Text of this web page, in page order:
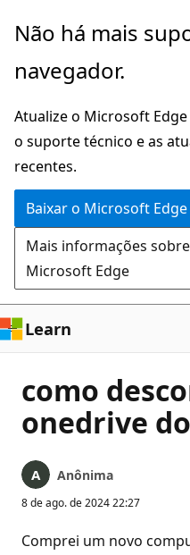
Pular
o
principal
Não há mais
navegador.
Atualize o Microsoft
o suporte técnico e as
recentes.
Baixar o Microsoft Edge
Mais informações
Microsoft Edge
Learn
como
onedrive
Anônima
8 de ago. de 2024 22:27
Comprei um novo